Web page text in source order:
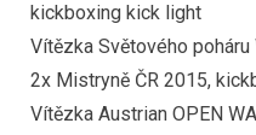
kickboxing kick light
Vítězka Světového poháru
2x Mistryně ČR 2015,
Vítězka Austrian OPEN